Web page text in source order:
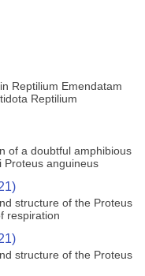
Reptilium Emendatam
Reptilium
of a doubtful amphibious
Proteus anguineus
structure of the Proteus
respiration
structure of the Proteus